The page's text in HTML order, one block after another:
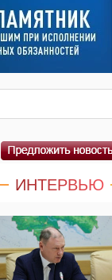
ИНТЕРВЬЮ